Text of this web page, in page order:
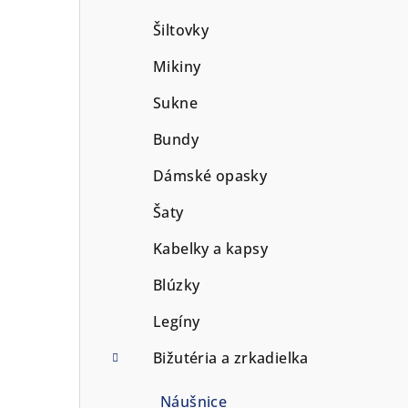
Šiltovky
Mikiny
Sukne
Bundy
Dámské opasky
Šaty
Kabelky a kapsy
Blúzky
Legíny
Bižutéria a zrkadielka
Náušnice